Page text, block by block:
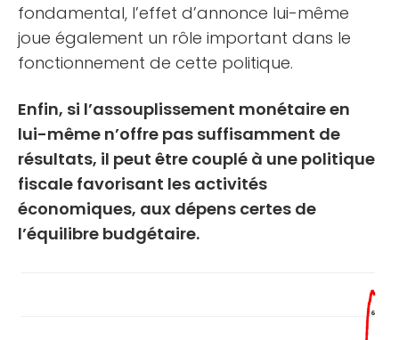
fondamental, l’effet d’annonce lui-même
joue également un rôle important dans le
fonctionnement de cette politique.
Enfin, si l’assouplissement monétaire en
lui-même n’offre pas suffisamment de
résultats, il peut être couplé à une politique
fiscale favorisant les activités
économiques, aux dépens certes de
l’équilibre budgétaire.